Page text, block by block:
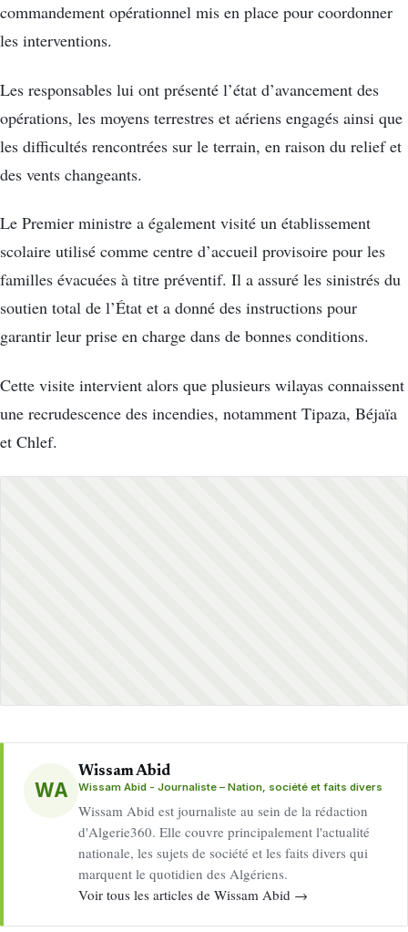
commandement opérationnel mis en place pour coordonner
les interventions.
Les responsables lui ont présenté l’état d’avancement des
opérations, les moyens terrestres et aériens engagés ainsi que
les difficultés rencontrées sur le terrain, en raison du relief et
des vents changeants.
Le Premier ministre a également visité un établissement
scolaire utilisé comme centre d’accueil provisoire pour les
familles évacuées à titre préventif. Il a assuré les sinistrés du
soutien total de l’État et a donné des instructions pour
garantir leur prise en charge dans de bonnes conditions.
Cette visite intervient alors que plusieurs wilayas connaissent
une recrudescence des incendies, notamment Tipaza, Béjaïa
et Chlef.
WA
Wissam Abid
Wissam Abid - Journaliste – Nation, société et faits divers
Wissam Abid est journaliste au sein de la rédaction
d'Algerie360. Elle couvre principalement l'actualité
nationale, les sujets de société et les faits divers qui
marquent le quotidien des Algériens.
Voir tous les articles de Wissam Abid →